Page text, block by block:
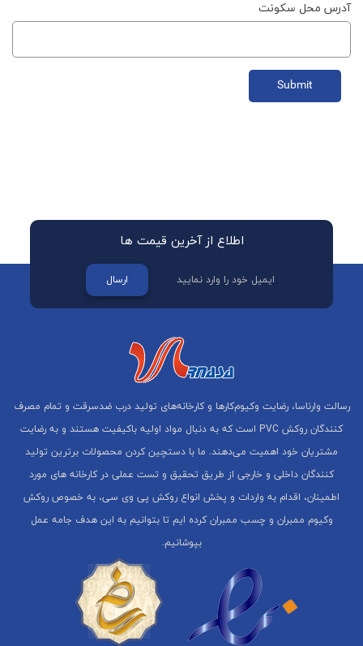
آدرس محل سکونت
Submit
اطلاع از آخرین قیمت ها
ارسال
رسالت وارناسا، رضایت وکیوم‌کارها و کارخانه‌های تولید درب ضدسرقت و تمام مصرف
کنندگان روکش PVC است که به دنبال مواد اولیه باکیفیت هستند و به رضایت
مشتریان خود اهمیت می‌دهند. ما با دستچین کردن محصولات برترین تولید
کنندگان داخلی و خارجی از طریق تحقیق و تست عملی در کارخانه های مورد
اطمینان، اقدام به واردات و پخش انواع روکش پی وی سی، به خصوص روکش
وکیوم ممبران و چسب ممبران کرده ایم تا بتوانیم به این هدف جامه عمل
بپوشانیم.